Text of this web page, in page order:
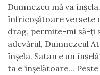
Dumnezeu mă va înş
înfricoşătoare versete
drag, permite-mi să-ţi
adevărul, Dumnezeul
înşela. Satan e un înşelă
ta e înşelătoare...